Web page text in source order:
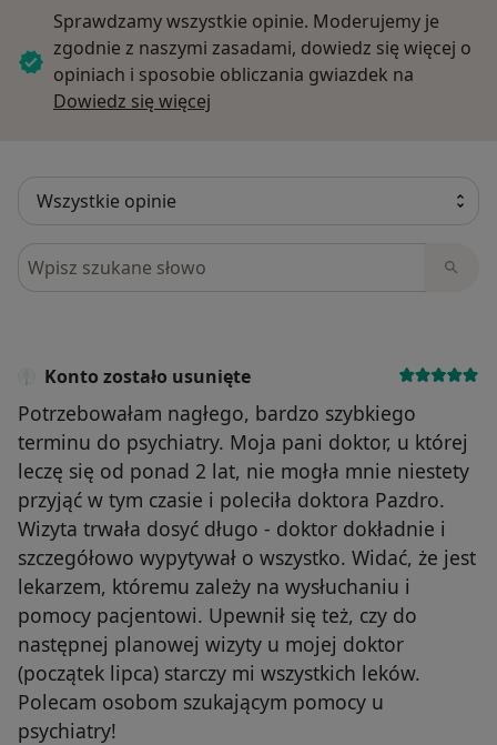
Sprawdzamy wszystkie opinie. Moderujemy je
zgodnie z naszymi zasadami, dowiedz się więcej o
opiniach i sposobie obliczania gwiazdek na
Dowiedz się więcej
Szukaj w opiniach
Konto zostało usunięte
Potrzebowałam nagłego, bardzo szybkiego
terminu do psychiatry. Moja pani doktor, u której
leczę się od ponad 2 lat, nie mogła mnie niestety
przyjąć w tym czasie i poleciła doktora Pazdro.
Wizyta trwała dosyć długo - doktor dokładnie i
szczegółowo wypytywał o wszystko. Widać, że jest
lekarzem, któremu zależy na wysłuchaniu i
pomocy pacjentowi. Upewnił się też, czy do
następnej planowej wizyty u mojej doktor
(początek lipca) starczy mi wszystkich leków.
Polecam osobom szukającym pomocy u
psychiatry!